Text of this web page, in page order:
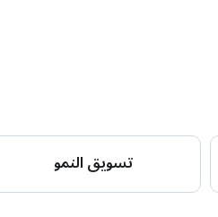
تسويق النمو